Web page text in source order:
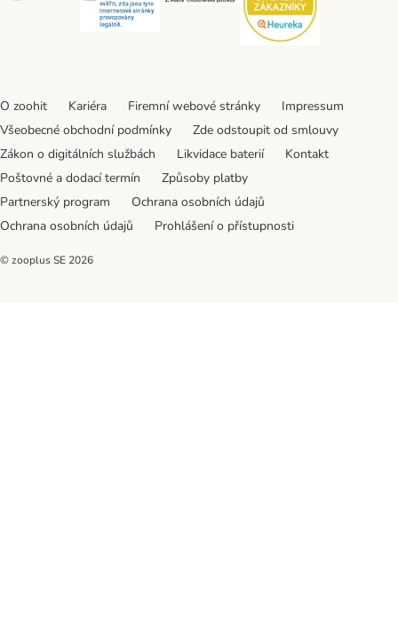
O zoohit Kariéra Firemní webové stránky
Impressum
Všeobecné obchodní podmínky
Zde odstoupit od smlouvy
Zákon o digitálních službách
Likvidace baterií
Kontakt
Poštovné a dodací termín
Způsoby platby
Partnerský program
Ochrana osobních údajů
Ochrana osobních údajů
Prohlášení o přístupnosti
© zooplus SE 2026